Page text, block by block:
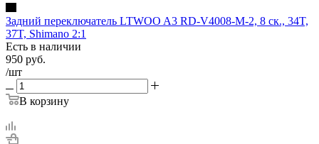
Задний переключатель LTWOO A3 RD-V4008-M-2, 8 ск., 34T,
37T, Shimano 2:1
Есть в наличии
950 руб.
/шт
В корзину